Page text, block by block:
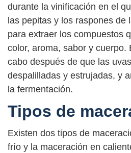
durante la vinificación en el
las pepitas y los raspones de
para extraer los compuestos
color, aroma, sabor y cuerpo.
cabo después de que las
despalilladas y estrujadas, y
la fermentación.
Tipos de
Existen dos tipos de
frío y la maceración en